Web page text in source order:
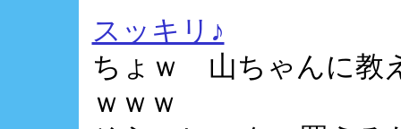
スッキリ♪
ちょｗ 山ちゃんに教
ｗｗｗ